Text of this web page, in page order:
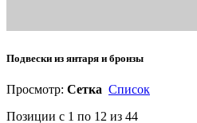
Подвески из янтаря и бронзы
Просмотр: Сетка Список
Позиции с 1 по 12 из 44